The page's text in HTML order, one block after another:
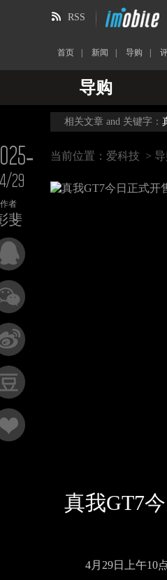
RSS
首页 新闻 导购
导购
29
作者
斐
相关文章 and 关键字：
当前位置： 爱科技 >
真我GT7
4月29日上午10